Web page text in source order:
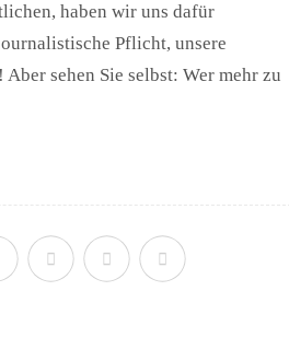
haben wir uns dafür
Pflicht, unsere
sehen Sie selbst: Wer mehr zu